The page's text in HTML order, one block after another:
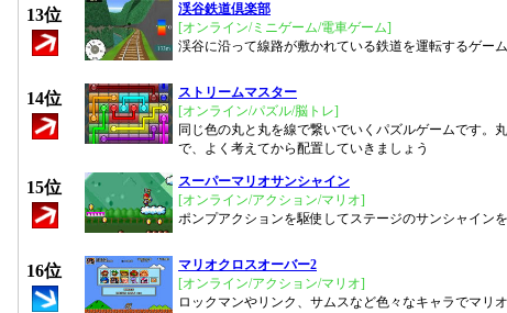
13位
渓谷鉄道倶楽部
[オンライン/ミニゲーム/電車ゲーム]
渓谷に沿って線路が敷かれている鉄道を運転するゲー
14位
ストリームマスター
[オンライン/パズル/脳トレ]
同じ色の丸と丸を線で繋いでいくパズルゲームです。
で、よく考えてから配置していきましょう
15位
スーパーマリオサンシャイン
[オンライン/アクション/マリオ]
ポンプアクションを駆使してステージのサンシャイン
16位
マリオクロスオーバー2
[オンライン/アクション/マリオ]
ロックマンやリンク、サムスなど色々なキャラでマリ